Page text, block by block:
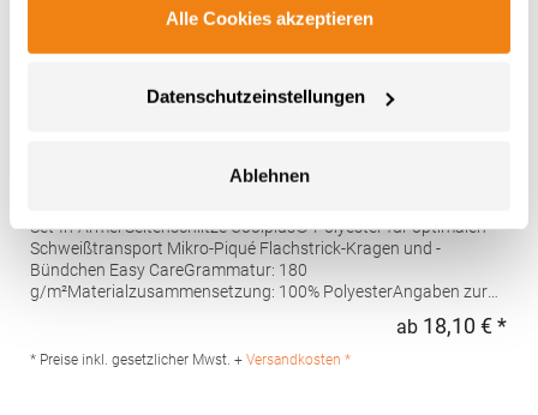
Alle Cookies akzeptieren
Datenschutzeinstellungen
Ablehnen
R312XHersteller: Result Clothing Ltd. Narcisova 1 821 01
Bratislava Slowakei E-Mail: sales@resultclothing.com
W475 Henbury Herren Coolplus®
Set-In-Ärmel Seitenschlitze Coolplus®-Polyester für optimalen
Schweißtransport Mikro-Piqué Flachstrick-Kragen und -
Bündchen Easy CareGrammatur: 180
g/m²Materialzusammensetzung: 100% PolyesterAngaben zur
Kingsfordweg 151 1043GR Amsterdam Niederlande E-Mail:
marketing@henbury.com
ab 18,10 € *
* Preise inkl. gesetzlicher Mwst. + Versandkosten *